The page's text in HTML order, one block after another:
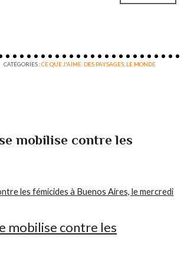
CATÉGORIES :CE QUE J'AIME. DES PAYSAGES LE MONDE
mobilise contre les
mobilise contre les